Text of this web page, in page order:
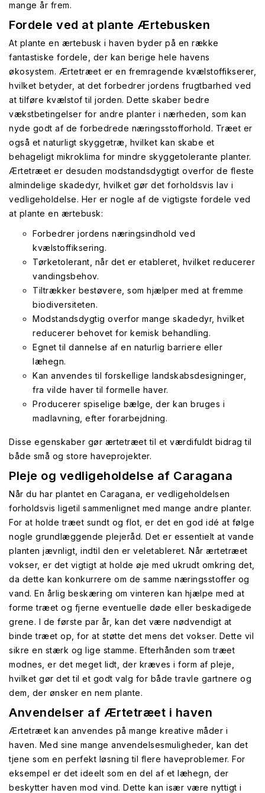
mange år frem.
Fordele ved at plante Ærtebusken
At plante en ærtebusk i haven byder på en række
fantastiske fordele, der kan berige hele havens
økosystem. Ærtetræet er en fremragende kvælstoffikserer,
hvilket betyder, at det forbedrer jordens frugtbarhed ved
at tilføre kvælstof til jorden. Dette skaber bedre
vækstbetingelser for andre planter i nærheden, som kan
nyde godt af de forbedrede næringsstofforhold. Træet er
også et naturligt skyggetræ, hvilket kan skabe et
behageligt mikroklima for mindre skyggetolerante planter.
Ærtetræet er desuden modstandsdygtigt overfor de fleste
almindelige skadedyr, hvilket gør det forholdsvis lav i
vedligeholdelse. Her er nogle af de vigtigste fordele ved
at plante en ærtebusk:
Forbedrer jordens næringsindhold ved
kvælstoffiksering.
Tørketolerant, når det er etableret, hvilket reducerer
vandingsbehov.
Tiltrækker bestøvere, som hjælper med at fremme
biodiversiteten.
Modstandsdygtig overfor mange skadedyr, hvilket
reducerer behovet for kemisk behandling.
Egnet til dannelse af en naturlig barriere eller
læhegn.
Kan anvendes til forskellige landskabsdesigninger,
fra vilde haver til formelle haver.
Producerer spiselige bælge, der kan bruges i
madlavning, efter forarbejdning.
Disse egenskaber gør ærtetræet til et værdifuldt bidrag til
både små og store haveprojekter.
Pleje og vedligeholdelse af Caragana
Når du har plantet en Caragana, er vedligeholdelsen
forholdsvis ligetil sammenlignet med mange andre planter.
For at holde træet sundt og flot, er det en god idé at følge
nogle grundlæggende plejeråd. Det er essentielt at vande
planten jævnligt, indtil den er veletableret. Når ærtetræet
vokser, er det vigtigt at holde øje med ukrudt omkring det,
da dette kan konkurrere om de samme næringsstoffer og
vand. En årlig beskæring om vinteren kan hjælpe med at
forme træet og fjerne eventuelle døde eller beskadigede
grene. I de første par år, kan det være nødvendigt at
binde træet op, for at støtte det mens det vokser. Dette vil
sikre en stærk og lige stamme. Efterhånden som træet
modnes, er det meget lidt, der kræves i form af pleje,
hvilket gør det til et godt valg for både travle gartnere og
dem, der ønsker en nem plante.
Anvendelser af Ærtetræet i haven
Ærtetræet kan anvendes på mange kreative måder i
haven. Med sine mange anvendelsesmuligheder, kan det
tjene som en perfekt løsning til flere haveproblemer. For
eksempel er det ideelt som en del af et læhegn, der
beskytter haven mod vind. Dette kan især være nyttigt i